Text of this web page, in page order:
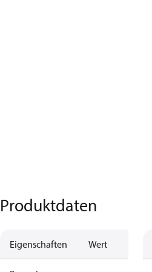
Produktdaten
Eigenschaften Wert